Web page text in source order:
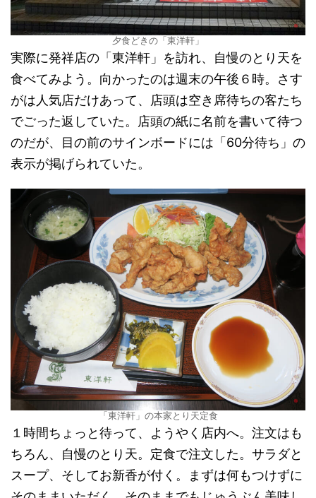
夕食どきの「東洋軒」
実際に発祥店の「東洋軒」を訪れ、自慢のとり天を
食べてみよう。向かったのは週末の午後６時。さす
がは人気店だけあって、店頭は空き席待ちの客たち
でごった返していた。店頭の紙に名前を書いて待つ
のだが、目の前のサインボードには「60分待ち」の
表示が掲げられていた。
「東洋軒」の本家とり天定食
１時間ちょっと待って、ようやく店内へ。注文はも
ちろん、自慢のとり天。定食で注文した。サラダと
スープ、そしてお新香が付く。まずは何もつけずに